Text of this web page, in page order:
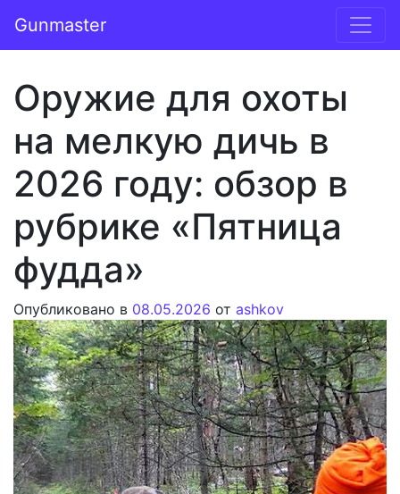
Основная навигация
Gunmaster
Оружие для охоты
на мелкую дичь в
2026 году: обзор в
рубрике «Пятница
фудда»
Опубликовано в 08.05.2026 от ashkov